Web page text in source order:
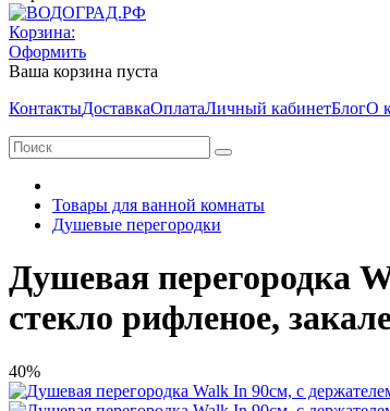
Корзина:
Оформить
Ваша корзина пуста
КонтактыДоставкаОплатаЛичный кабинетБлогО
Товары для ванной комнаты
Душевые перегородки
Душевая перегородка
стекло рифленое,
40%